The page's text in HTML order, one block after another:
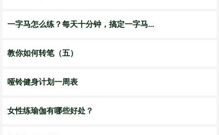
一字马怎么练？每天十分钟，搞定一字马...
教你如何转笔（五）
哑铃健身计划一周表
女性练瑜伽有哪些好处？